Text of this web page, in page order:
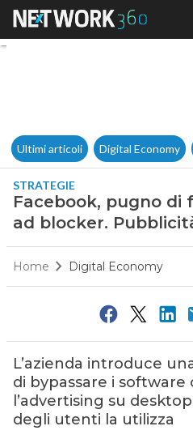
Ultimi articoli Digital Economy
STRATEGIE
Facebook, pugno di
ad blocker.
Home Digital Economy
L’azienda introduce
di bypassare i
l’advertising su
degli utenti la utilizza